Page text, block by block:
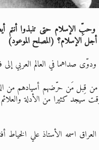
وحبِّ الإسلام حتى تنبذوا أنتم
أجل الإسلام؟ (المصلح الموعود)
صداهما في العالم العربي إلى
من قِبل مَن حرّضهم أسيادهم من
سيجد كثيرا من الأدلة
اسمه الأستاذ علي الخياط